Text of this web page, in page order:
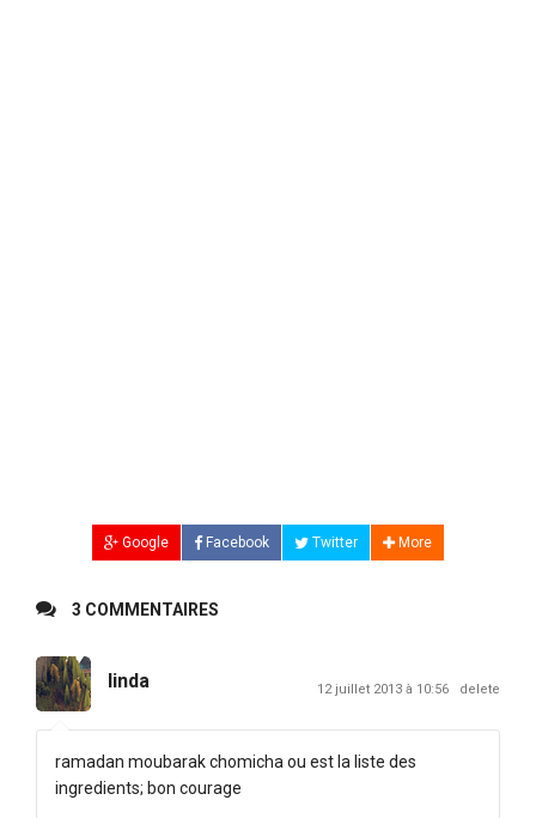
Google Facebook Twitter More
3 COMMENTAIRES
linda 12 juillet 2013 à 10:56 delete
ramadan moubarak chomicha ou est la liste des
ingredients; bon courage